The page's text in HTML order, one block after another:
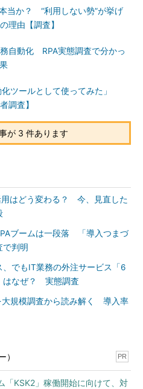
当か？ “利用しない勢”が挙げ
理由【調査】
自動化 RPA実態調査で分かっ
化ツールとして使ってみた」
調査】
が 3 件あります
用はどう変わる？ 今、見直した
ブームは一段落 「導入つまづ
で判明
でもIT業務の外注サービス「6
はなぜ？ 実態調査
大規模調査から読み解く 導入率
） PR
「KSK2」稼働開始に向けて、対